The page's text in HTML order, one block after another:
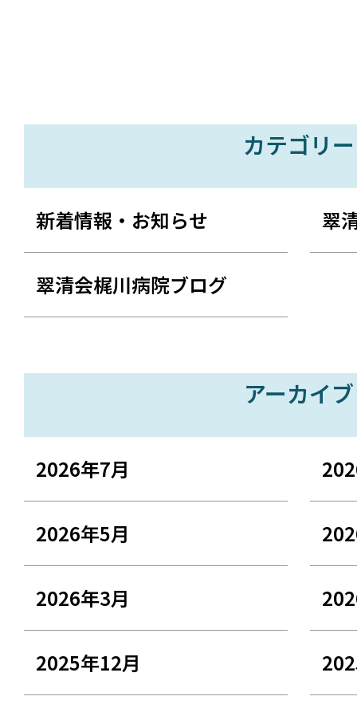
カテゴリー
新着情報・お知らせ 翠
翠清会梶川病院ブログ
アーカイブ
2026年7月
2026年5月
2026年3月
2025年12月